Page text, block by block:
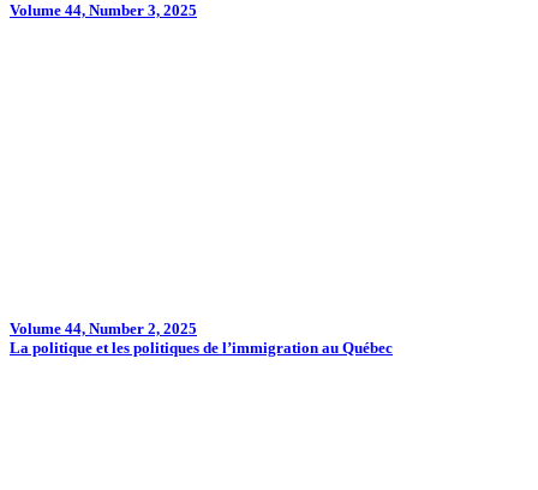
Volume 44, Number 3, 2025
Volume 44, Number 2, 2025
La politique et les politiques de l’immigration au Québec